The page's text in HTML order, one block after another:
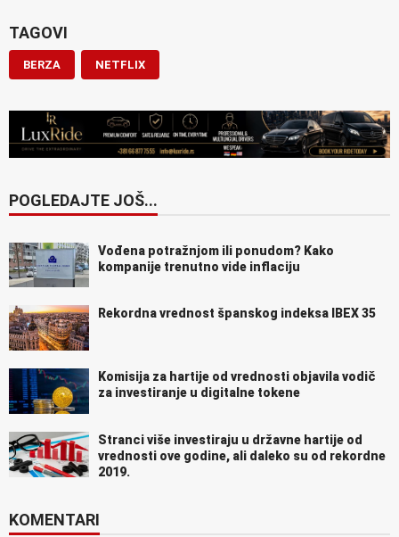
TAGOVI
BERZA NETFLIX
POGLEDAJTE JOŠ...
Vođena potražnjom ili ponudom? Kako
kompanije trenutno vide inflaciju
Rekordna vrednost španskog indeksa IBEX 35
Komisija za hartije od vrednosti objavila vodič
za investiranje u digitalne tokene
Stranci više investiraju u državne hartije od
vrednosti ove godine, ali daleko su od rekordne
2019.
KOMENTARI